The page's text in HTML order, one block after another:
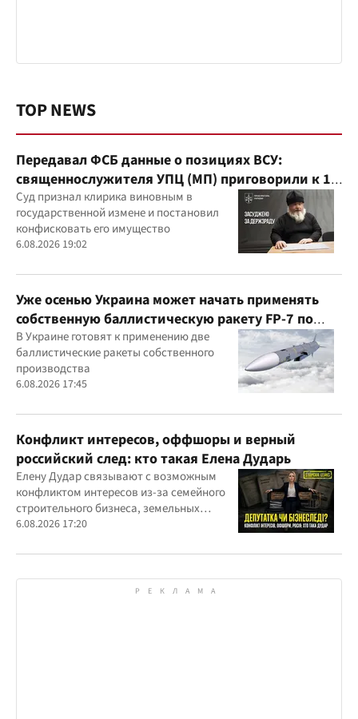
TOP NEWS
Передавал ФСБ данные о позициях ВСУ:
священнослужителя УПЦ (МП) приговорили к 15
годам
Суд признал клирика виновным в
государственной измене и постановил
конфисковать его имущество
6.08.2026 19:02
Уже осенью Украина может начать применять
собственную баллистическую ракету FP-7 по
вражеским целям
В Украине готовят к применению две
баллистические ракеты собственного
производства
6.08.2026 17:45
Конфликт интересов, оффшоры и верный
российский след: кто такая Елена Дударь
Елену Дудар связывают с возможным
конфликтом интересов из-за семейного
строительного бизнеса, земельных
скандалов, судебных дел
6.08.2026 17:20